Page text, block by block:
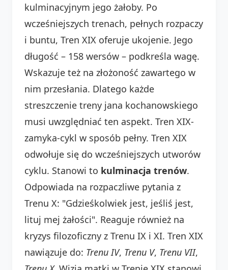
kulminacyjnym jego żałoby. Po
wcześniejszych trenach, pełnych rozpaczy
i buntu, Tren XIX oferuje ukojenie. Jego
długość – 158 wersów – podkreśla wagę.
Wskazuje też na złożoność zawartego w
nim przesłania. Dlatego każde
streszczenie treny jana kochanowskiego
musi uwzględniać ten aspekt. Tren XIX-
zamyka-cykl w sposób pełny. Tren XIX
odwołuje się do wcześniejszych utworów
cyklu. Stanowi to kulminacja trenów.
Odpowiada na rozpaczliwe pytania z
Trenu X: "Gdzieśkolwiek jest, jeśliś jest,
lituj mej żałości". Reaguje również na
kryzys filozoficzny z Trenu IX i XI. Tren XIX
nawiązuje do: Trenu IV, Trenu V, Trenu VII,